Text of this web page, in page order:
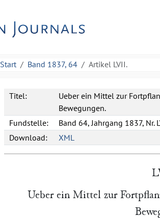
Start Band 1837, 64 Artikel LVII.
Titel:
Ueber ein Mittel zur
Bewegungen.
Fundstelle:
Band 64, Jahrgang 1837, Nr.
Download:
XML
Ueber ein Mittel zur